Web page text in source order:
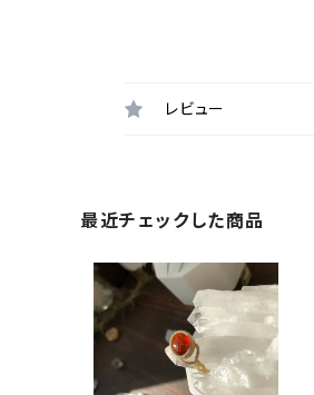
レビュー
最近チェックした商品